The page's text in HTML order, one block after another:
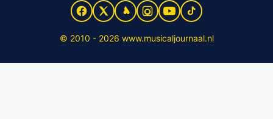
© 2010 - 2026 www.musicaljournaal.nl